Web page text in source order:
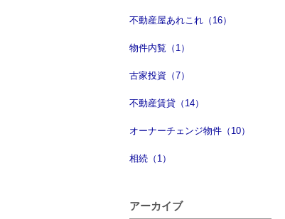
不動産屋あれこれ（16）
物件内覧（1）
古家投資（7）
不動産賃貸（14）
オーナーチェンジ物件（10）
相続（1）
アーカイブ